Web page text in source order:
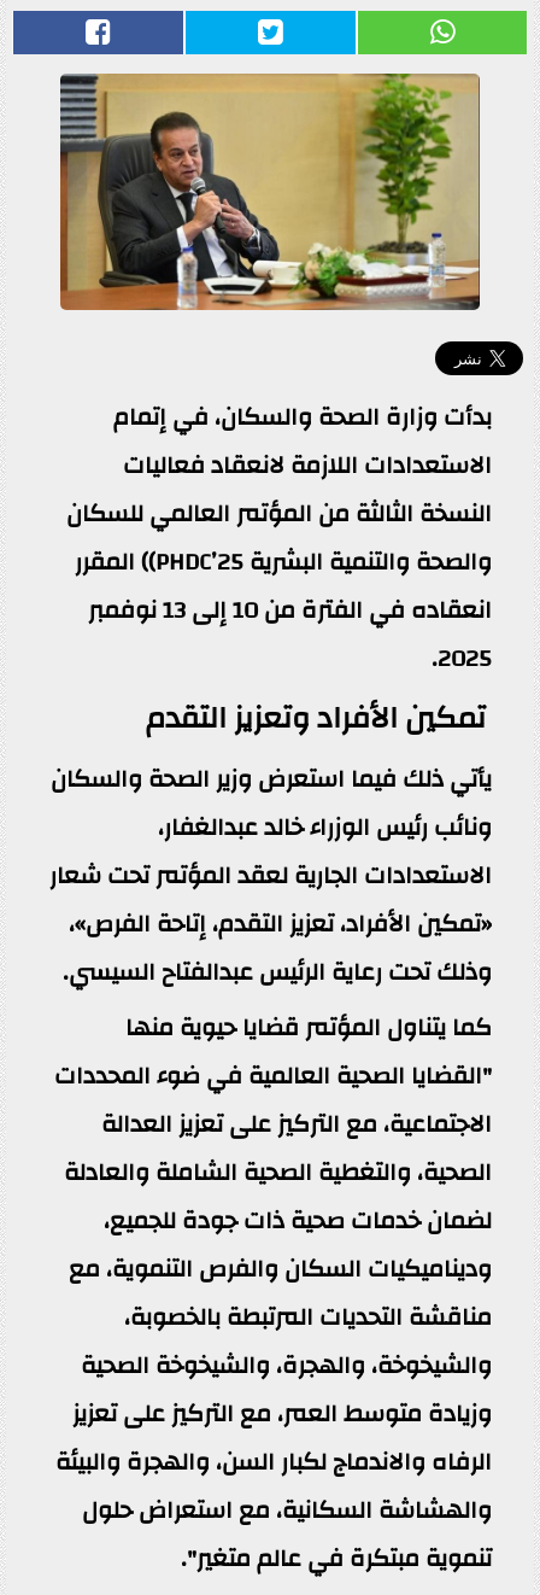
بدأت وزارة الصحة والسكان، في إتمام
الاستعدادات اللازمة لانعقاد فعاليات
النسخة الثالثة من المؤتمر العالمي للسكان
والصحة والتنمية البشرية PHDC’25)) المقرر
انعقاده في الفترة من 10 إلى 13 نوفمبر
2025.
تمكين الأفراد وتعزيز التقدم
يأتي ذلك فيما استعرض وزير الصحة والسكان
ونائب رئيس الوزراء خالد عبدالغفار،
الاستعدادات الجارية لعقد المؤتمر تحت شعار
«تمكين الأفراد، تعزيز التقدم، إتاحة الفرص»،
وذلك تحت رعاية الرئيس عبدالفتاح السيسي.
كما يتناول المؤتمر قضايا حيوية منها
"القضايا الصحية العالمية في ضوء المحددات
الاجتماعية، مع التركيز على تعزيز العدالة
الصحية، والتغطية الصحية الشاملة والعادلة
لضمان خدمات صحية ذات جودة للجميع،
وديناميكيات السكان والفرص التنموية، مع
مناقشة التحديات المرتبطة بالخصوبة،
والشيخوخة، والهجرة، والشيخوخة الصحية
وزيادة متوسط العمر، مع التركيز على تعزيز
الرفاه والاندماج لكبار السن، والهجرة والبيئة
والهشاشة السكانية، مع استعراض حلول
تنموية مبتكرة في عالم متغير".